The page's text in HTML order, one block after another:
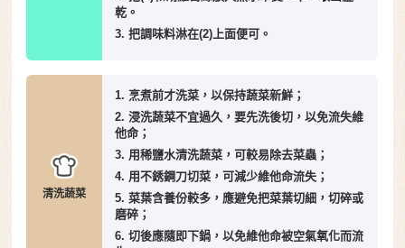
乾。
3. 把調味料淋在(2)上面便可。
清洗蔬菜
1. 烹煮前才洗菜，以保持蔬菜新鮮；
2. 浸洗蔬菜不宜過久，要先洗後切，以免流失維
他命；
3. 用稀鹽水清洗蔬菜，可較易除去菜蟲；
4. 用不銹鋼刀切菜，可減少維他命流失；
5. 菜葉含養份較多，應避免把菜葉切細，切碎或
磨碎；
6. 切後應隨即下鍋，以免維他命被空氣氧化而流